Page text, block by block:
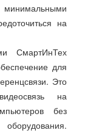
на
СмартИнТех
для
Это
на
без